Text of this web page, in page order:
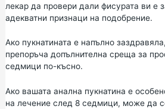
лекар да провери дали фисурата ви е
адекватни признаци на подобрение.
Ако пукнатината е напълно
препоръча допълнителна среща за
седмици по-късно.
Ако вашата анална пукнатина е
на лечение след 8 седмици, може да